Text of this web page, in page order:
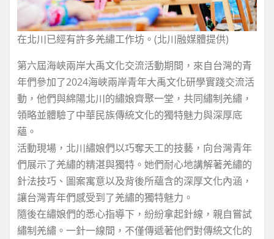
在北川已經有許多羌繡工作坊。(北川融媒體提供)
第六屆海峽兩岸大禹文化交流活動期間，來自台灣的青
年們參加了2024海峽兩岸青年大禹文化研學實踐交流活
動，他們與綿陽北川的繡娘齊聚一堂，共同繡制羌繡，
領略並體驗了中華民族傳統文化的獨特魅力與深厚底
蘊。
活動現場，北川繡娘們以巧奪天工的技藝，向台灣青年
們展示了羌繡的精湛與獨特。她們耐心地講解著羌繡的
針法技巧、圖案寓意以及背後所蘊含的深厚文化內涵，
讓台灣青年們感受到了羌繡的獨特魅力。
隨後在繡娘們的悉心指導下，紛紛拿起針線，親自嘗試
繡制羌繡。一針一線間，不僅傳遞著他們對傳統文化的